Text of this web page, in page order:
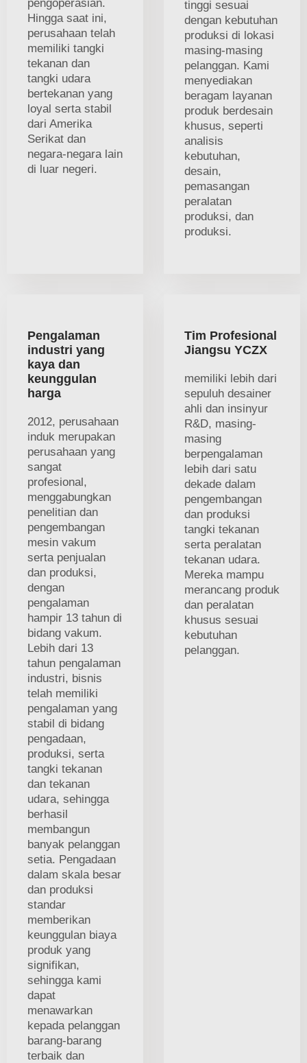
pengoperasian.
Hingga saat ini,
perusahaan telah
memiliki tangki
tekanan dan
tangki udara
bertekanan yang
loyal serta stabil
dari Amerika
Serikat dan
negara-negara lain
di luar negeri.
tinggi sesuai
dengan kebutuhan
produksi di lokasi
masing-masing
pelanggan. Kami
menyediakan
beragam layanan
produk berdesain
khusus, seperti
analisis
kebutuhan,
desain,
pemasangan
peralatan
produksi, dan
produksi.
Pengalaman
industri yang
kaya dan
keunggulan
harga
2012, perusahaan
induk merupakan
perusahaan yang
sangat
profesional,
menggabungkan
penelitian dan
pengembangan
mesin vakum
serta penjualan
dan produksi,
dengan
pengalaman
hampir 13 tahun di
bidang vakum.
Lebih dari 13
tahun pengalaman
industri, bisnis
telah memiliki
pengalaman yang
stabil di bidang
pengadaan,
produksi, serta
tangki tekanan
dan tekanan
udara, sehingga
berhasil
membangun
banyak pelanggan
setia. Pengadaan
dalam skala besar
dan produksi
standar
memberikan
keunggulan biaya
produk yang
signifikan,
sehingga kami
dapat
menawarkan
kepada pelanggan
barang-barang
terbaik dan
Tim Profesional
Jiangsu YCZX
memiliki lebih dari
sepuluh desainer
ahli dan insinyur
R&D, masing-
masing
berpengalaman
lebih dari satu
dekade dalam
pengembangan
dan produksi
tangki tekanan
serta peralatan
tekanan udara.
Mereka mampu
merancang produk
dan peralatan
khusus sesuai
kebutuhan
pelanggan.